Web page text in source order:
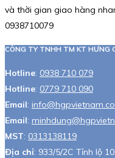
và thời gian giao hàng
0938710079
CÔNG TY TNHH TM KT HƯNG
Hotline: 0938 710 079
Hotline: 0779 710 090
Email:
Email:
MST: 0313138119
Địa chỉ: 933/5/2C Tỉnh lộ